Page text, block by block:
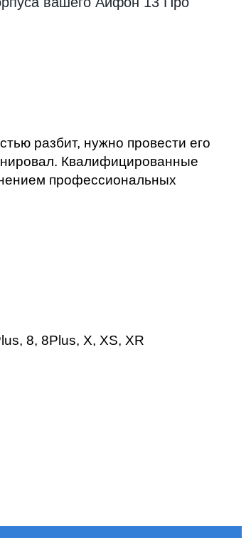
разбит, нужно провести его
Квалифицированные
профессиональных
8, 8Plus, X, XS, XR